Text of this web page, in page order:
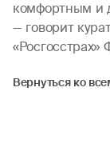
комфортным и
— говорит
Вернуться ко